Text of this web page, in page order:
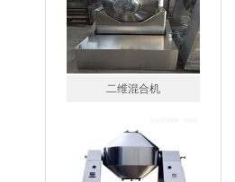
二维混合机